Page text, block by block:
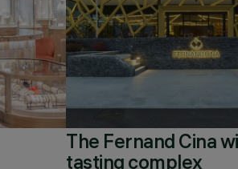
The Fernand Cina